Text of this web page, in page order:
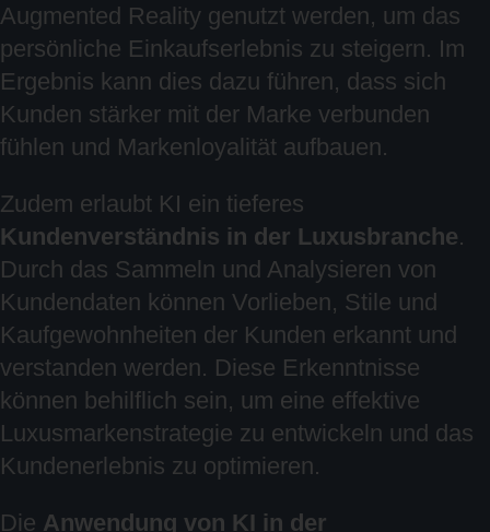
Augmented Reality genutzt werden, um das
persönliche Einkaufserlebnis zu steigern. Im
Ergebnis kann dies dazu führen, dass sich
Kunden stärker mit der Marke verbunden
fühlen und Markenloyalität aufbauen.
Zudem erlaubt KI ein tieferes
Kundenverständnis in der Luxusbranche.
Durch das Sammeln und Analysieren von
Kundendaten können Vorlieben, Stile und
Kaufgewohnheiten der Kunden erkannt und
verstanden werden. Diese Erkenntnisse
können behilflich sein, um eine effektive
Luxusmarkenstrategie zu entwickeln und das
Kundenerlebnis zu optimieren.
Die Anwendung von KI in der